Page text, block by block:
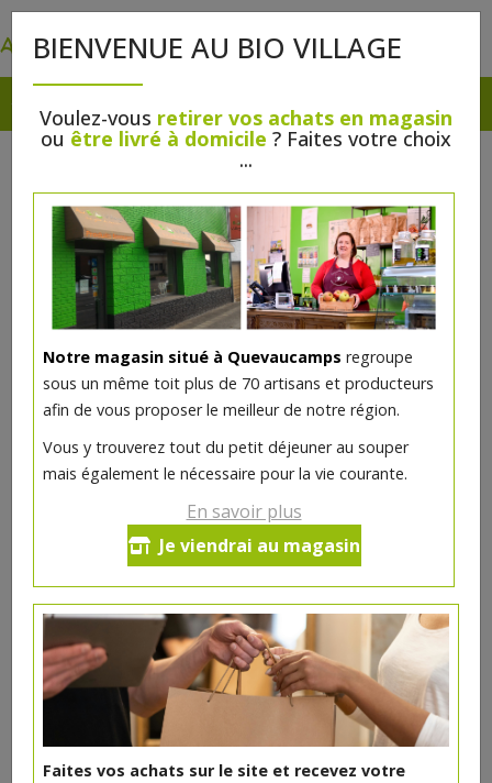
BIENVENUE AU BIO VILLAGE
Voulez-vous retirer vos achats en magasin
ou être livré à domicile ? Faites votre choix
...
Notre magasin situé à Quevaucamps regroupe
sous un même toit plus de 70 artisans et producteurs
afin de vous proposer le meilleur de notre région.
Vous y trouverez tout du petit déjeuner au souper
mais également le nécessaire pour la vie courante.
En savoir plus
Je viendrai au magasin
Faites vos achats sur le site et recevez votre
Perroquet 220g
- 1 pc +
4.11€
Réception le
vendredi 21/08 (09:00)
1 pc = ± 0.3 kg = ± 4.11 €